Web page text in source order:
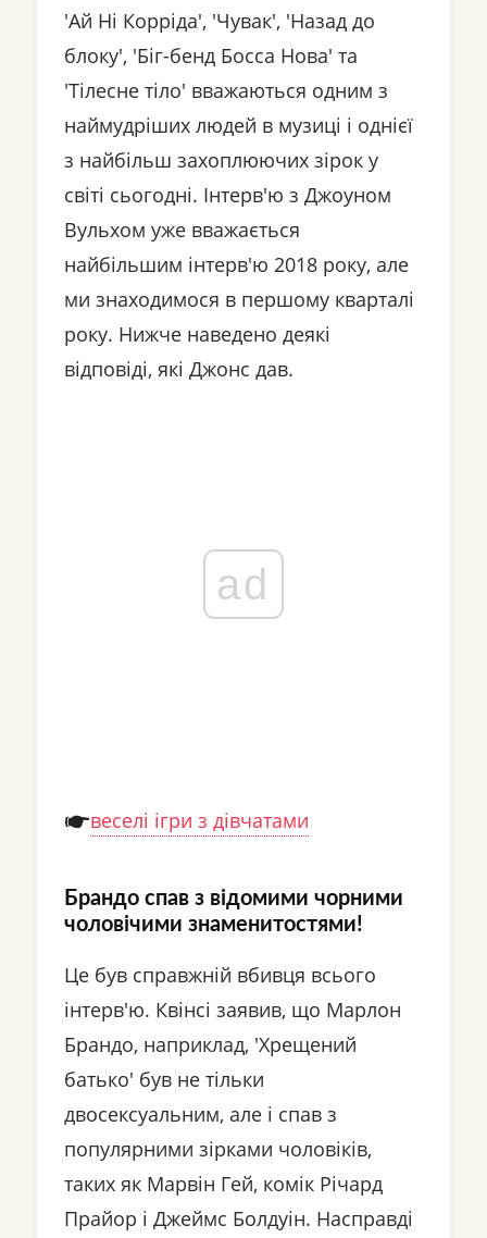
'Ай Ні Корріда', 'Чувак', 'Назад до
блоку', 'Біг-бенд Босса Нова' та
'Тілесне тіло' вважаються одним з
наймудріших людей в музиці і однієї
з найбільш захоплюючих зірок у
світі сьогодні. Інтерв'ю з Джоуном
Вульхом уже вважається
найбільшим інтерв'ю 2018 року, але
ми знаходимося в першому кварталі
року. Нижче наведено деякі
відповіді, які Джонс дав.
ad
веселі ігри з дівчатами
Брандо спав з відомими чорними
чоловічими знаменитостями!
Це був справжній вбивця всього
інтерв'ю. Квінсі заявив, що Марлон
Брандо, наприклад, 'Хрещений
батько' був не тільки
двосексуальним, але і спав з
популярними зірками чоловіків,
таких як Марвін Гей, комік Річард
Прайор і Джеймс Болдуін. Насправді